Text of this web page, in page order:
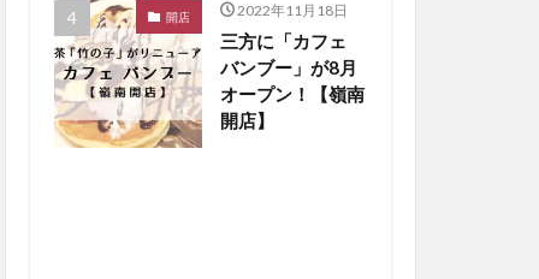
開店 2022年11月18日
三方に「カフェ
バンブー」が8月
オープン！【嶺南
開店】